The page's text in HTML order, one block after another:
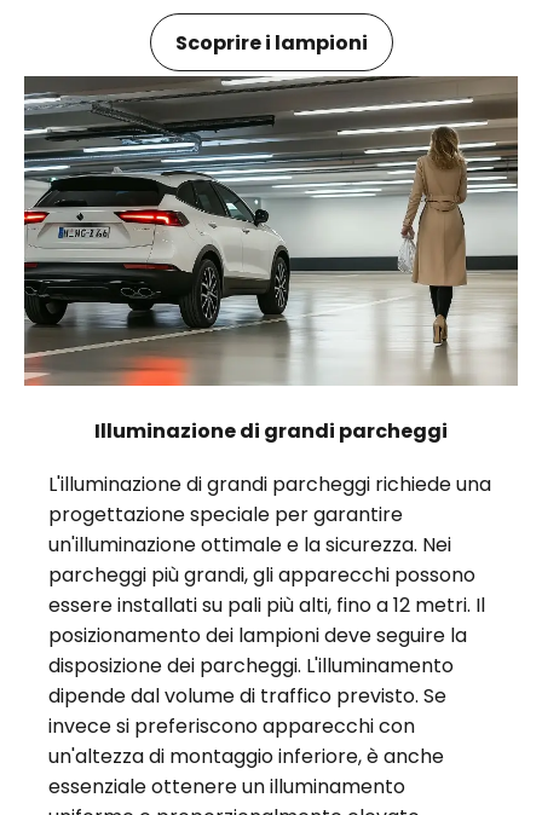
Scoprire i lampioni
Illuminazione di grandi parcheggi
L'illuminazione di grandi parcheggi richiede una
progettazione speciale per garantire
un'illuminazione ottimale e la sicurezza. Nei
parcheggi più grandi, gli apparecchi possono
essere installati su pali più alti, fino a 12 metri. Il
posizionamento dei lampioni deve seguire la
disposizione dei parcheggi. L'illuminamento
dipende dal volume di traffico previsto. Se
invece si preferiscono apparecchi con
un'altezza di montaggio inferiore, è anche
essenziale ottenere un illuminamento